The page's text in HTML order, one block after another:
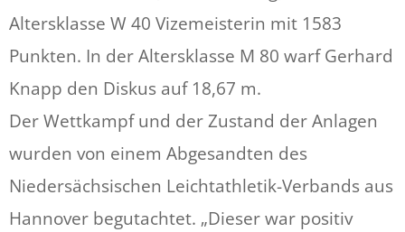
Altersklasse W 40 Vizemeisterin mit 1583
Punkten. In der Altersklasse M 80 warf Gerhard
Knapp den Diskus auf 18,67 m.
Der Wettkampf und der Zustand der Anlagen
wurden von einem Abgesandten des
Niedersächsischen Leichtathletik-Verbands aus
Hannover begutachtet. „Dieser war positiv